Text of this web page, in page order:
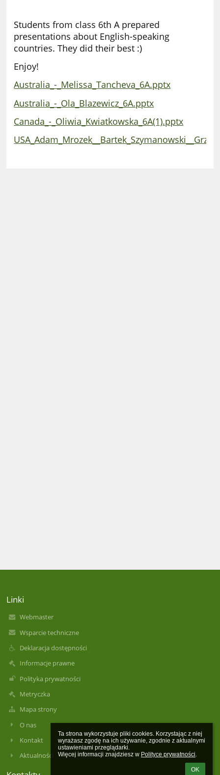
Ta strona wykorzystuje pliki cookies. Korzystając z niej
wyrażasz zgodę na ich używanie, zgodnie z aktualnymi
ustawieniami przeglądarki.
Więcej informacji znajdziesz w Polityce prywatności.
OK
Students from class 6th A prepared
presentations about English-speaking
countries. They did their best :)
Enjoy!
Australia_-_Melissa_Tancheva_6A.pptx
Australia_-_Ola_Blazewicz_6A.pptx
Canada_-_Oliwia_Kwiatkowska_6A(1).pptx
Linki
Webmaster
Wsparcie techniczne
Deklaracja dostępności
Informacje prawne
Polityka prywatności
Metryczka
Mapa strony
O nas
Kontakt
Aktualności